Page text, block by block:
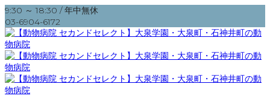
9:30 ～ 18:30 / 年中無休
03-6904-6172